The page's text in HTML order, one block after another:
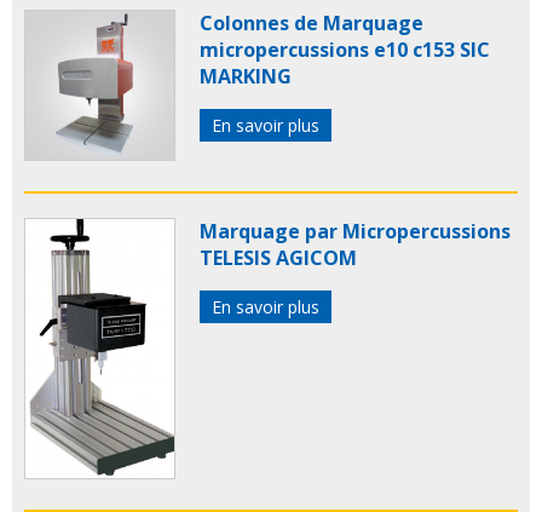
Colonnes de Marquage
micropercussions e10 c153 SIC
MARKING
En savoir plus
Marquage par Micropercussions
TELESIS AGICOM
En savoir plus